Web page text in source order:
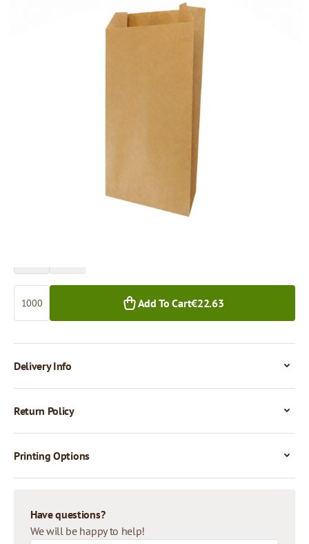
201004
Product can be collected from a pickup point.
Add To Cart€22.63
Delivery Info
Return Policy
Printing Options
Have questions?
We will be happy to help!